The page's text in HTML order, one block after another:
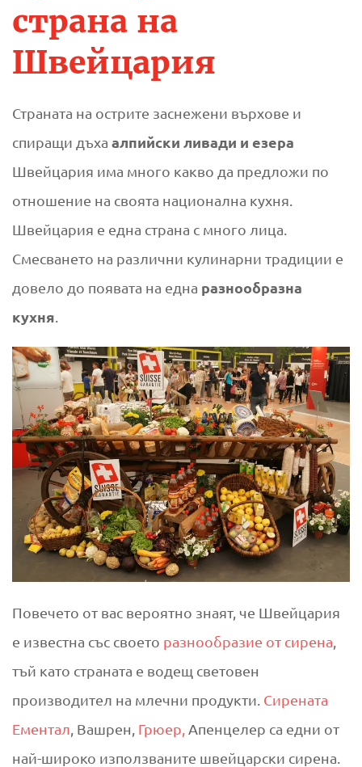
р
а
д
и
ц
и
о
н
н
а
т
а
ш
в
е
й
ц
а
страна на
Швейцария
Страната на острите заснежени върхове и
спиращи дъха алпийски ливади и езера
Швейцария има много какво да предложи по
отношение на своята национална кухня.
Швейцария е една страна с много лица.
Смесването на различни кулинарни традиции е
довело до появата на една разнообразна
кухня
Повечето от вас вероятно знаят, че Швейцария
е известна със своето разнообразие от сирена
тъй като страната е водещ световен
производител на млечни продукти. Сирената
Ементал , Вашрен, Грюер, Апенцелер са едни от
най-широко използваните швейцарски сирена.